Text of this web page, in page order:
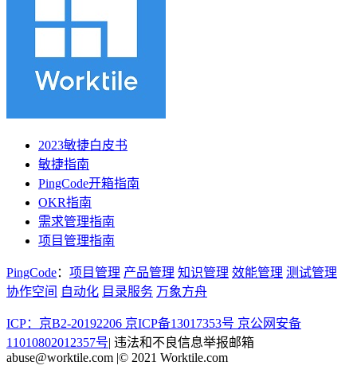
2023敏捷白皮书
敏捷指南
PingCode开箱指南
OKR指南
需求管理指南
项目管理指南
PingCode： 项目管理 产品管理 知识管理 效能管理 测试管理
协作空间 自动化 目录服务 万象方舟
ICP：京B2-20192206 京ICP备13017353号 京公网安备
11010802012357号| 违法和不良信息举报邮箱
abuse@worktile.com |© 2021 Worktile.com